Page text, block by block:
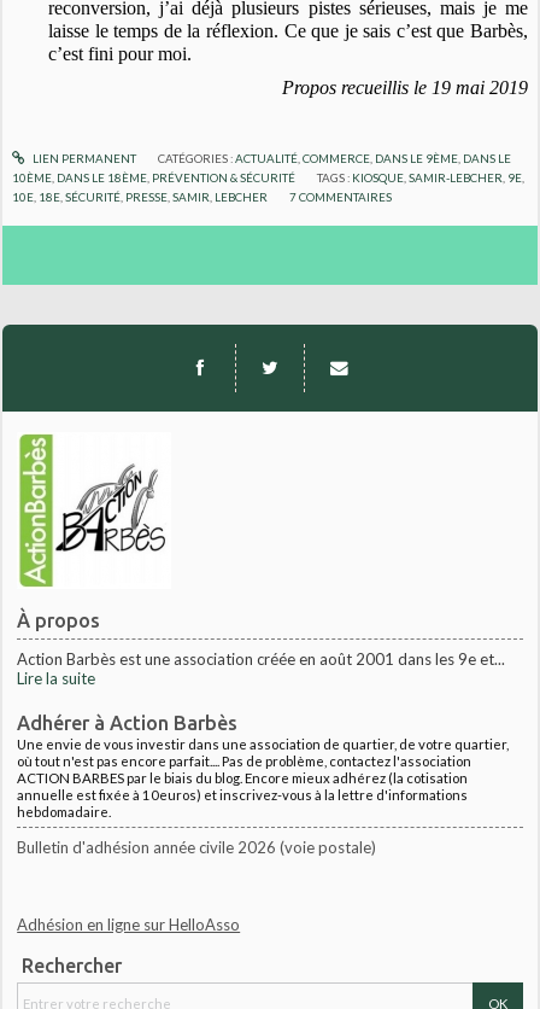
À propos
Action Barbès est une association créée en août 2001 dans les 9e et...
Lire la suite
Adhérer à Action Barbès
Une envie de vous investir dans une association de quartier, de votre quartier,
où tout n'est pas encore parfait.... Pas de problème, contactez l'association
ACTION BARBES par le biais du blog. Encore mieux adhérez (la cotisation
annuelle est fixée à 10euros) et inscrivez-vous à la lettre d'informations
hebdomadaire.
Bulletin d'adhésion année civile 2026 (voie postale)
Adhésion en ligne sur HelloAsso
Rechercher
reconversion, j’ai déjà plusieurs pistes sérieuses, mais je me
laisse le temps de la réflexion. Ce que je sais c’est que Barbès,
c’est fini pour moi.
Propos recueillis le 19 mai 2019
LIEN PERMANENT CATÉGORIES :ACTUALITÉ, COMMERCE, DANS LE 9ÈME, DANS LE
10ÈME DANS LE 18ÈME PRÉVENTION & SÉCURITÉ TAGS : KIOSQUE ,SAMIR-LEBCHER 9E
10E 18E ,SÉCURITÉ PRESSE ,SAMIR LEBCHER 7COMMENTAIRES